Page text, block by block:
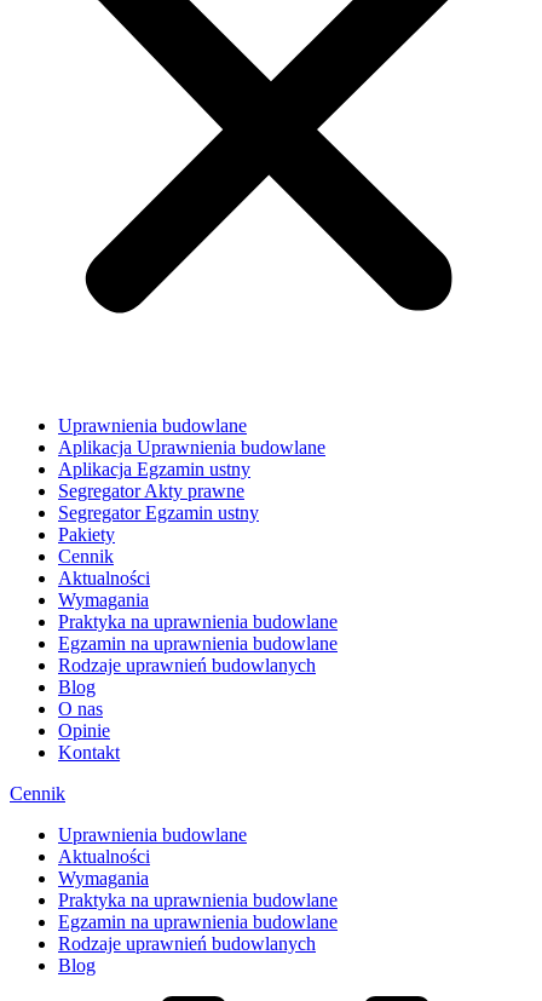
Uprawnienia budowlane
Aplikacja Uprawnienia budowlane
Aplikacja Egzamin ustny
Segregator Akty prawne
Segregator Egzamin ustny
Pakiety
Cennik
Aktualności
Wymagania
Praktyka na uprawnienia budowlane
Egzamin na uprawnienia budowlane
Rodzaje uprawnień budowlanych
Blog
O nas
Opinie
Kontakt
Cennik
Uprawnienia budowlane
Aktualności
Wymagania
Praktyka na uprawnienia budowlane
Egzamin na uprawnienia budowlane
Rodzaje uprawnień budowlanych
Blog